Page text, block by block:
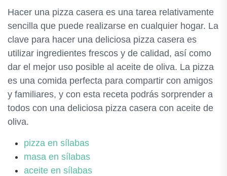
Hacer una pizza casera es una tarea relativamente
sencilla que puede realizarse en cualquier hogar. La
clave para hacer una deliciosa pizza casera es
utilizar ingredientes frescos y de calidad, así como
dar el mejor uso posible al aceite de oliva. La pizza
es una comida perfecta para compartir con amigos
y familiares, y con esta receta podrás sorprender a
todos con una deliciosa pizza casera con aceite de
oliva.
pizza en sílabas
masa en sílabas
aceite en sílabas